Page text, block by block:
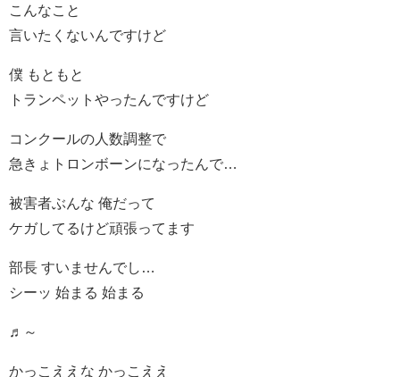
こんなこと
言いたくないんですけど
僕 もともと
トランペットやったんですけど
コンクールの人数調整で
急きょトロンボーンになったんで…
被害者ぶんな 俺だって
ケガしてるけど頑張ってます
部長 すいませんでし…
シーッ 始まる 始まる
♬～
かっこええな かっこええ